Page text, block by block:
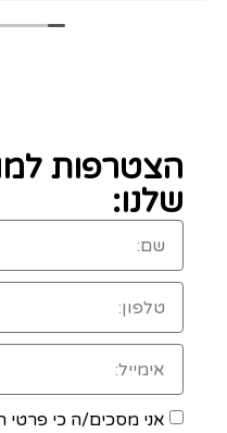
הצטרפות
שלנו:
אני מסכים/ה כי פרטי